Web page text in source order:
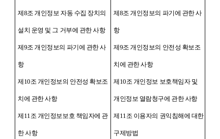
제8조 개인정보 자동 수집 장치의
설치 운영 및 그 거부에 관한 사항
제9조 개인정보의 파기에 관한 사
항
제10조 개인정보의 안전성 확보조
치에 관한 사항
제11조 개인정보보호 책임자에 관
한 사항
제8조 개인정보의 파기에 관한 사
항
제9조 개인정보의 안전성 확보조
치에 관한 사항
제10조 개인정보 보호책임자 및
개인정보 열람청구에 관한 사항
제11조 이용자의 권익침해에 대한
구제방법